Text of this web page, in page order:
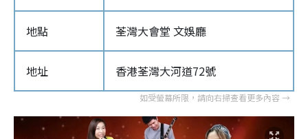
地點 荃灣大會堂 文娛廳
地址 香港荃灣大河道72號